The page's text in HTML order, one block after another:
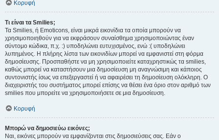
Κορυφή
Τι είναι τα Smilies;
Τα Smilies, ή Emoticons, είναι μικρά εικονίδια τα οποία μπορούν να
χρησιμοποιηθούν για να εκφράσουν συναίσθημα χρησιμοποιώντας έναν
σύντομο κώδικα, π.χ. :) υποδηλώνει ευτυχισμένος, ενώ :( υποδηλώνει
λυπημένος. Η πλήρης λίστα των εικονιδίων μπορεί να εμφανιστεί στη φόρμα
δημοσίευσης. Προσπαθήστε να μη χρησιμοποιείτε καταχρηστικώς τα smilies,
καθώς μπορεί να καταστήσουν μια δημοσίευση μη αναγνώσιμη και κάποιος
συντονιστής ίσως να επεξεργαστεί ή να αφαιρέσει τη δημοσίευση ολόκληρη. Ο
διαχειριστής του συστήματος μπορεί επίσης να θέσει ένα όριο στον αριθμό των
smilies που μπορείτε να χρησιμοποιήσετε σε μια δημοσίευση.
Κορυφή
Μπορώ να δημοσιεύω εικόνες;
Ναι, εικόνες μπορούν να εμφανίζονται στις δημοσιεύσεις σας. Εάν ο